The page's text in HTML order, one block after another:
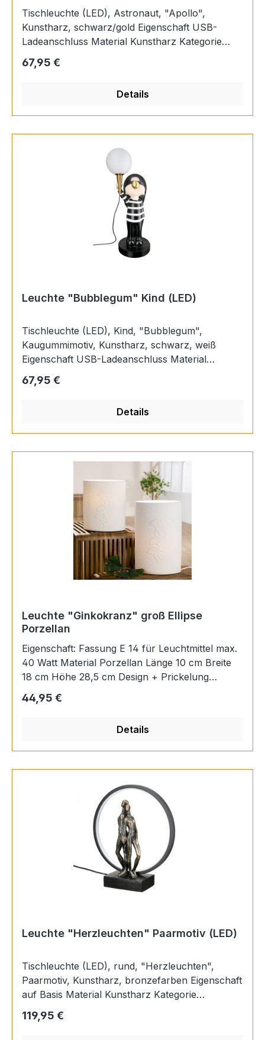
Tischleuchte (LED), Astronaut, "Apollo",
Kunstharz, schwarz/gold Eigenschaft USB-
Ladeanschluss Material Kunstharz Kategorie
Verfügbarkeit Verfügbar Länge 23,5 cm Breite
Kabellänge 135 cm Kabelverbundene LED-Kugel
Regulärer Preis:
67,95 €
Details
Leuchte "Bubblegum" Kind (LED)
Tischleuchte (LED), Kind, "Bubblegum",
Kaugummimotiv, Kunstharz, schwarz, weiß
Eigenschaft USB-Ladeanschluss Material
Länge 20 cm Breite 16 cm Höhe 48 cm EAN
Regulärer Preis:
67,95 €
Details
Leuchte "Ginkokranz" groß Ellipse
Porzellan
Eigenschaft: Fassung E 14 für Leuchtmittel max.
40 Watt Material Porzellan Länge 10 cm Breite
18 cm Höhe 28,5 cm Design + Prickelung
enthalten!
Regulärer Preis:
44,95 €
Details
Leuchte "Herzleuchten" Paarmotiv (LED)
Tischleuchte (LED), rund, "Herzleuchten",
Paarmotiv, Kunstharz, bronzefarben Eigenschaft
auf Basis Material Kunstharz Kategorie
Verfügbar Kennzeichen Neuheit Länge 9 cm
Regulärer Preis:
119,95 €